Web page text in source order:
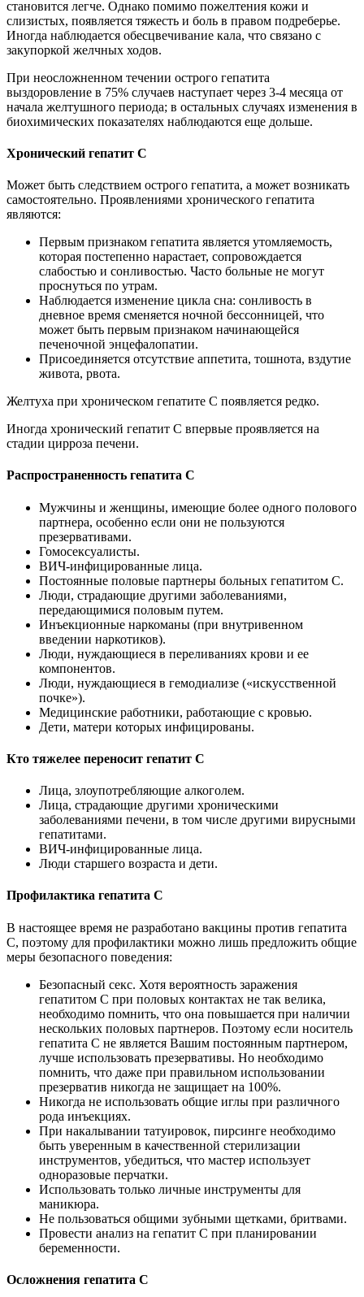
становится легче. Однако помимо пожелтения кожи и
слизистых, появляется тяжесть и боль в правом подреберье.
Иногда наблюдается обесцвечивание кала, что связано с
закупоркой желчных ходов.
При неосложненном течении острого гепатита
выздоровление в 75% случаев наступает через 3-4 месяца от
начала желтушного периода; в остальных случаях изменения в
биохимических показателях наблюдаются еще дольше.
Хронический гепатит С
Может быть следствием острого гепатита, а может возникать
самостоятельно. Проявлениями хронического гепатита
являются:
Первым признаком гепатита является утомляемость,
которая постепенно нарастает, сопровождается
слабостью и сонливостью. Часто больные не могут
проснуться по утрам.
Наблюдается изменение цикла сна: сонливость в
дневное время сменяется ночной бессонницей, что
может быть первым признаком начинающейся
печеночной энцефалопатии.
Присоединяется отсутствие аппетита, тошнота, вздутие
живота, рвота.
Желтуха при хроническом гепатите С появляется редко.
Иногда хронический гепатит С впервые проявляется на
стадии цирроза печени.
Распространенность гепатита С
Мужчины и женщины, имеющие более одного полового
партнера, особенно если они не пользуются
презервативами.
Гомосексуалисты.
ВИЧ-инфицированные лица.
Постоянные половые партнеры больных гепатитом С.
Люди, страдающие другими заболеваниями,
передающимися половым путем.
Инъекционные наркоманы (при внутривенном
введении наркотиков).
Люди, нуждающиеся в переливаниях крови и ее
компонентов.
Люди, нуждающиеся в гемодиализе («искусственной
почке»).
Медицинские работники, работающие с кровью.
Дети, матери которых инфицированы.
Кто тяжелее переносит гепатит С
Лица, злоупотребляющие алкоголем.
Лица, страдающие другими хроническими
заболеваниями печени, в том числе другими вирусными
гепатитами.
ВИЧ-инфицированные лица.
Люди старшего возраста и дети.
Профилактика гепатита С
В настоящее время не разработано вакцины против гепатита
С, поэтому для профилактики можно лишь предложить общие
меры безопасного поведения:
Безопасный секс. Хотя вероятность заражения
гепатитом С при половых контактах не так велика,
необходимо помнить, что она повышается при наличии
нескольких половых партнеров. Поэтому если носитель
гепатита С не является Вашим постоянным партнером,
лучше использовать презервативы. Но необходимо
помнить, что даже при правильном использовании
презерватив никогда не защищает на 100%.
Никогда не использовать общие иглы при различного
рода инъекциях.
При накалывании татуировок, пирсинге необходимо
быть уверенным в качественной стерилизации
инструментов, убедиться, что мастер использует
одноразовые перчатки.
Использовать только личные инструменты для
маникюра.
Не пользоваться общими зубными щетками, бритвами.
Провести анализ на гепатит С при планировании
беременности.
Осложнения гепатита С